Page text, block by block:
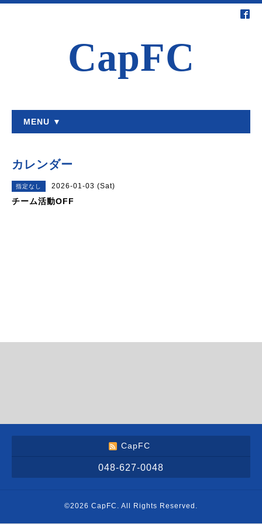
CapFC
MENU ▼
カレンダー
指定なし 2026-01-03 (Sat)
チーム活動OFF
CapFC
048-627-0048
©2026 CapFC . All Rights Reserved.